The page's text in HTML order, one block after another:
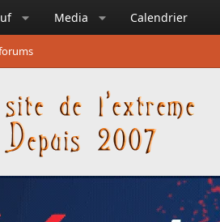
Media Calendrier